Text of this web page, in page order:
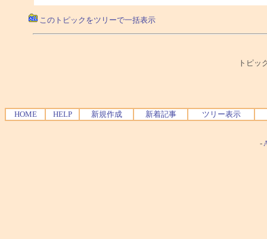
このトピックをツリーで一括表示
トピッ
HOME HELP 新規作成 新着記事 ツリー表示
-